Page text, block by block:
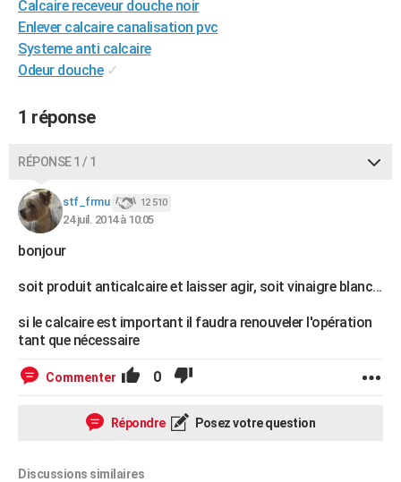
PHOTO
GUIDES D'ACHAT
CARTE DE VOEUX
Carte de Noël
Carte Bonne année
Carte Saint-Valentin
Carte Pâques
Carte d'anniversaire
DICTIONNAIRE
Dictionnaire
Biographies
Citations
Expressions
Proverbes
PROGRAMME TV
Bricolage
Lifestyle
Culture
Sport
Auto
Television
Voyage
Cinema
Calcaire receveur douche noir
Enlever calcaire canalisation pvc
Systeme anti calcaire
Odeur douche ✓
1 réponse
RÉPONSE 1 / 1
stf_frmu 12 510
24 juil. 2014 à 10:05
bonjour
soit produit anticalcaire et laisser agir, soit vinaigre blanc...
si le calcaire est important il faudra renouveler l'opération
tant que nécessaire
Commenter 0
Répondre Posez votre question
Discussions similaires